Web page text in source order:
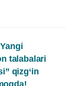
talabalari
qizg‘in